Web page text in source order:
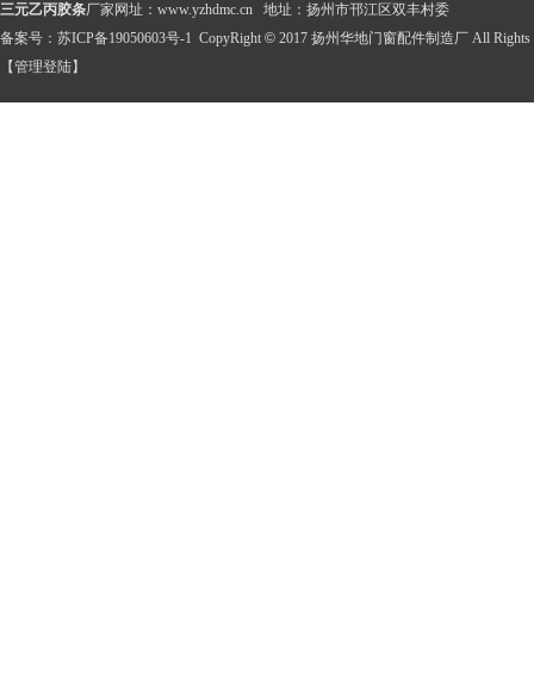
三元乙丙胶条厂家网址：www.yzhdmc.cn 地址：扬州市邗江区双丰村委
备案号： 苏ICP备19050603号-1 CopyRight © 2017 扬州华地门窗配件制造厂 All Rights
【管理登陆】